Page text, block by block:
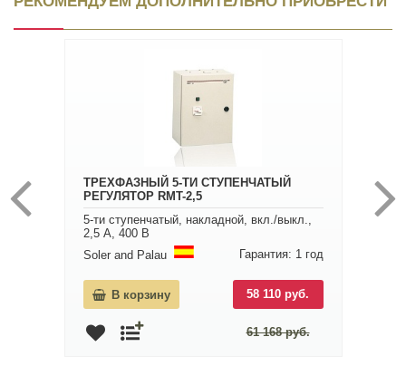
ТРЕХФАЗНЫЙ 5-ТИ СТУПЕНЧАТЫЙ
РЕГУЛЯТОР RMT-2,5
5-ти ступенчатый, накладной, вкл./выкл.,
2,5 A, 400 В
Soler and Palau
Гарантия: 1 год
58 110 руб.
61 168 руб.
В корзину